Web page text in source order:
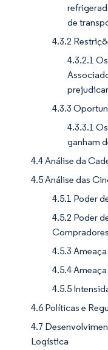
de
4.3.2
4.3.2.1
4.3.3
4.3.3.1
ganham
4.4 Análise da
4.5 Análise das
4.5.1 Poder
4.5.2 Poder
4.5.3
4.5.4
4.5.5
4.6 Políticas e
4.7
Logística